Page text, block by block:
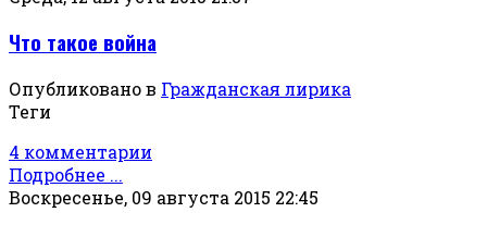
Что такое война
Опубликовано в Гражданская лирика
Теги
4 комментарии
Подробнее ...
Воскресенье, 09 августа 2015 22:45